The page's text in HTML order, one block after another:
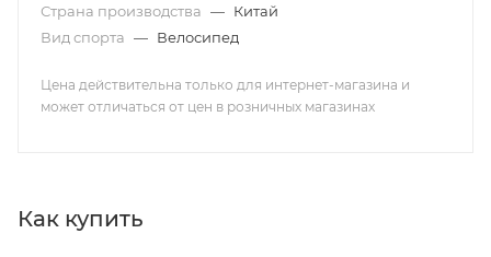
Страна производства — Китай
Вид спорта — Велосипед
Цена действительна только для интернет-магазина и
может отличаться от цен в розничных магазинах
Как купить